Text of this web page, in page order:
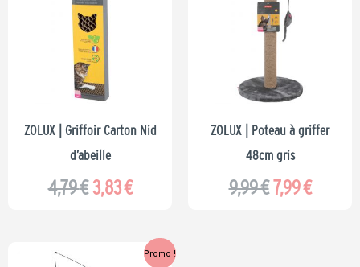
ZOLUX | Griffoir Carton Nid
d’abeille
4,79€
initial
était :
4,79 €.
3,83€
ZOLUX | Poteau à griffer
48cm gris
9,99€
initial
était :
7,99€
Promo !
Le